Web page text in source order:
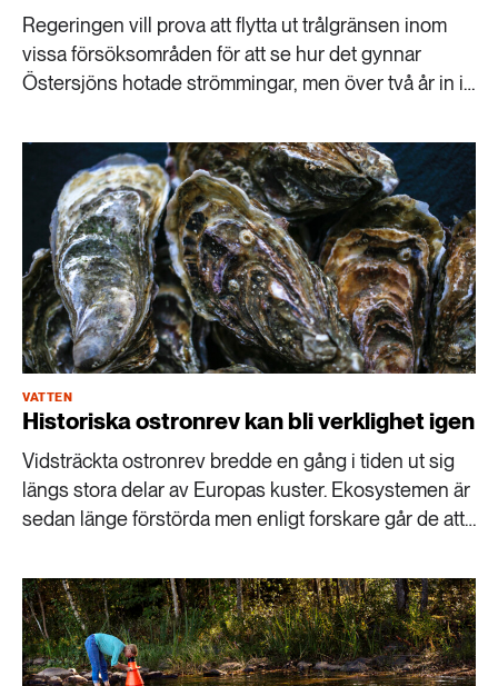
Regeringen vill prova att flytta ut trålgränsen inom
vissa försöksområden för att se hur det gynnar
Östersjöns hotade strömmingar, men över två år in i
med själva försöket. Samtidigt varnar forskare för att
läget för strömmingarna är akut.
VATTEN
Historiska ostronrev kan bli verklighet igen
Vidsträckta ostronrev bredde en gång i tiden ut sig
längs stora delar av Europas kuster. Ekosystemen är
sedan länge förstörda men enligt forskare går de att